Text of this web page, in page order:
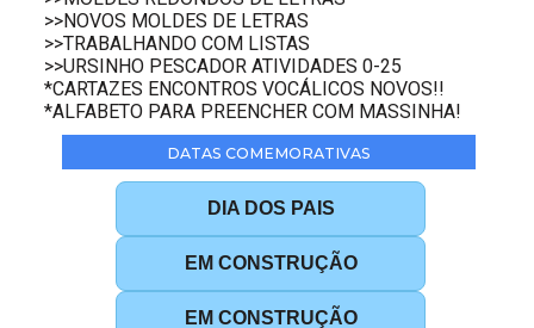
>>NOVOS MOLDES DE LETRAS
>>TRABALHANDO COM LISTAS
>>URSINHO PESCADOR ATIVIDADES 0-25
*CARTAZES ENCONTROS VOCÁLICOS NOVOS!!
*ALFABETO PARA PREENCHER COM MASSINHA!
DATAS COMEMORATIVAS
DIA DOS PAIS
EM CONSTRUÇÃO
EM CONSTRUÇÃO